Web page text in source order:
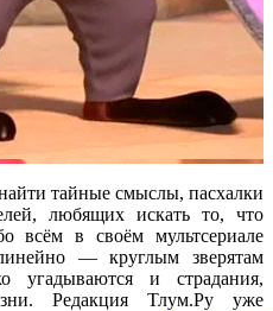
тайные смыслы, пасхалки
любящих искать то, что
всём в своём мультсериале
— круглым зверятам
угадываются и страдания,
Редакция Тлум.Ру уже